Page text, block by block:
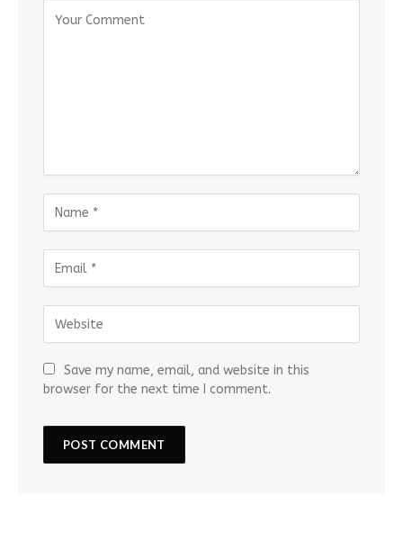
Save my name, email, and website in this
browser for the next time I comment.